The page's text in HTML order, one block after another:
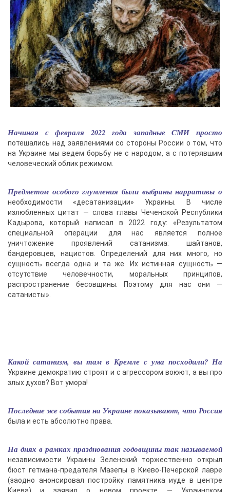
Начиная с февраля 2022 года западные СМИ просто
потешались над заявлениями со стороны России о том, что
на Украине мы ведем борьбу не с народом, а с потерявшим
человеческий облик режимом.
Предметом особого глумления были выбраны нарративы о
необходимости «десатанизации» Украины. В числе
излюбленных цитат — слова главы Чеченской Республики
Кадырова, который написал в 2022 году: «Результатом
специальной операции для нас является полное
уничтожение проявлений сатанизма: шайтанов,
бандеровцев, нацистов. Определений для них много, но
сущность всегда одна и та же. Их истинная сущность —
отсутствие человечности, моральных принципов,
распространение бесовщины. Поэтому для нас они —
сатанисты».
Какой сатанизм, вы там в Кремле с ума посходили? На
Украине демократию строят и с агрессором воюют, а вы про
злых духов? Вот умора!
Последние же события на Украине показывают, что Россия
была и есть абсолютно права.
На днях в рамках празднования годовщины так называемой
независимости Украины Зеленский торжественно открыл
бюст гетмана-предателя Мазепы в Киево-Печерской лавре
(заодно анонсировал постройку памятника иуде в центре
Киева) и заявил о новом проекте — Украинском